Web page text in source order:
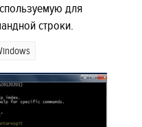
для
строки.